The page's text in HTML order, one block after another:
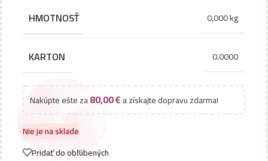
HMOTNOSŤ 0,000 kg
KARTON 0.0000
Nakúpte ešte za80,00€a získajte dopravu zdarma!
Nie je na sklade
Pridať do obľúbených